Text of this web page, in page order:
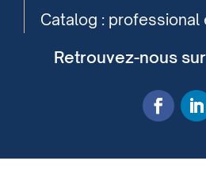
Catalog :
Retrouvez-nous